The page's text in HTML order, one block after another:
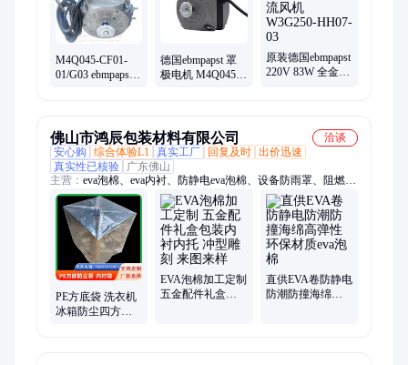
水风机
M4Q045-CF01-
01/G03 ebmpapst
德国ebmpapst 罩
极电机 M4Q045-
原装德国ebmpapst
220V 83W 全金属
佛山市鸿辰包装材料有限公司
洽谈
安心购
综合体验L1 真实工厂 回复及时 出价迅速
真实性已核验
广东佛山
主营： eva泡棉、eva内衬、防静电eva泡棉、设备防雨罩、阻燃
eva泡棉、彩色eva泡棉、EPP泡沫板、聚丙烯泡沫板、珍珠棉内
托、珍珠棉内衬
PE方底袋 洗衣机
冰箱防尘四方袋
EVA泡棉加工定制
五金配件礼盒包
直供EVA卷防静电
防潮防撞海绵高